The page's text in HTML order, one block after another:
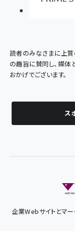
読者のみなさまに上
の趣旨に賛同し、媒体
おかげでございます。
ス
企業Webサイトとマ